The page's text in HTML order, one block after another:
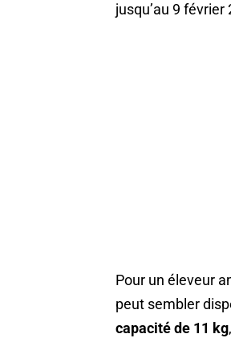
jusqu’au 9
Pour un éleveur
peut sembler
capacité de 11 kg